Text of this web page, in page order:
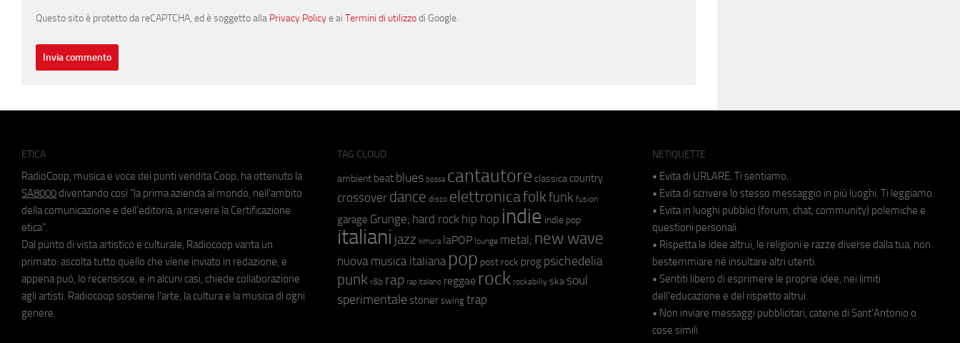
Questo sito è protetto da reCAPTCHA, ed è soggetto alla Privacy Policye ai Termini di utilizzodi Google.
ETICA
RadioCoop, musica e voce dei punti vendita Coop, ha ottenuto la
SA8000 diventando così "la prima azienda al mondo, nell'ambito
della comunicazione e dell'editoria, a ricevere la Certificazione
etica".
Dal punto di vista artistico e culturale, Radiocoop vanta un
primato: ascolta tutto quello che viene inviato in redazione, e
appena può, lo recensisce, e in alcuni casi, chiede collaborazione
agli artisti. Radiocoop sostiene l'arte, la cultura e la musica di ogni
genere.
TAG CLOUD
ambient beat blues bossa cantautore classica country
crossover dance disco elettronicafolkfunk fusion
garage Grunge; hard rock hip hop indie indie pop
italiani jazz kimura laPOP lounge metal; new wave
nuova musica italiana pop post rock prog psichedelia
punk r&b rap rap italiano reggae rock rockabilly ska soul
sperimentale stoner swing trap
NETIQUETTE
• Evita di URLARE. Ti sentiamo.
• Evita di scrivere lo stesso messaggio in più luoghi. Ti leggiamo.
• Evita in luoghi pubblici (forum, chat, community) polemiche e
questioni personali.
• Rispetta le idee altrui, le religioni e razze diverse dalla tua, non
bestemmiare né insultare altri utenti.
• Sentiti libero di esprimere le proprie idee, nei limiti
dell'educazione e del rispetto altrui.
• Non inviare messaggi pubblicitari, catene di Sant'Antonio o
cose simili.